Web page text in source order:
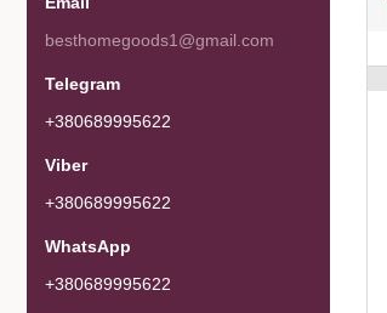
besthomegoods1@gmail.com
+380689995622
+380689995622
+380689995622